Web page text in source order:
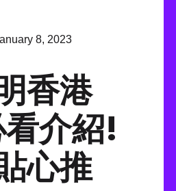
8, 2023
香港
介紹!
心推